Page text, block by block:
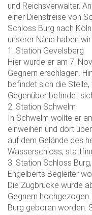
und Reichsverwalter.
einer Dienstreise von
Schloss Burg nach
unserer Nähe haben
1. Station Gevelsberg
Hier wurde er am 7.
Gegnern erschlagen.
befindet sich die
Gegenüber befindet
2. Station Schwelm
In Schwelm wollte er
einweihen und dort
auf dem Gelände des
Wasserschloss,
3. Station Schloss
Engelberts Begleiter
Die Zugbrücke wurde
Gegnern
Burg geboren worden.